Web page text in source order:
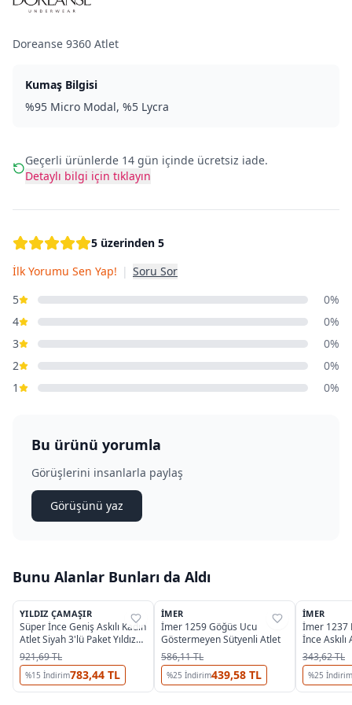
Doreanse 9360 Atlet
Kumaş Bilgisi
%95 Micro Modal, %5 Lycra
Geçerli ürünlerde 14 gün içinde ücretsiz iade.
Detaylı bilgi için tıklayın
5 üzerinden 5
İlk Yorumu Sen Yap! | Soru Sor
5
0%
4
0%
3
0%
2
0%
1
0%
Bu ürünü yorumla
Görüşlerini insanlarla paylaş
Görüşünü yaz
Bunu Alanlar Bunları da Aldı
%32
YILDIZ ÇAMAŞIR
Süper İnce Geniş Askılı Kadın
Atlet Siyah 3'lü Paket Yıldız
2316
921,69 TL
%15 İndirim783,44 TL
%39
İMER
İmer 1259 Göğüs Ucu
Göstermeyen Sütyenli Atlet
586,11 TL
%25 İndirim439,58 TL
%39
İMER
İmer 1237
İnce Askılı
343,62 TL
%25 İndirim